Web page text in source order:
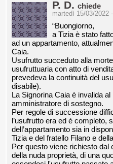
P. D. chiede
martedì 15/03/2022
“Buongiorno,
a Tizia è stato
ad un appartamento,
Caia.
Usufrutto succeduto alla
usufruttuaria con atto di
prevedeva la continuità del
disabile).
La Signorina Caia è invalida
amministratore di sostegno.
Per regole di successione
l’usufrutto era ed è completo,
dell’appartamento sia in
Tizia e del fratello Filano e
Per questo viene richiesto dal
della nuda proprietà, di una